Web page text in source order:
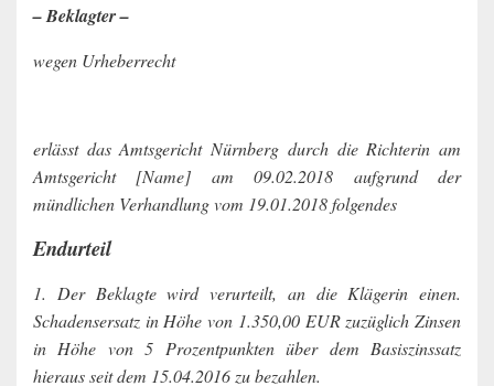
– Beklagter –
wegen Urheberrecht
erlässt das Amtsgericht Nürnberg durch die Richterin am
Amtsgericht [Name] am 09.02.2018 aufgrund der
mündlichen Verhandlung vom 19.01.2018 folgendes
Endurteil
1. Der Beklagte wird verurteilt, an die Klägerin einen.
Schadensersatz in Höhe von 1.350,00 EUR zuzüglich Zinsen
in Höhe von 5 Prozentpunkten über dem Basiszinssatz
hieraus seit dem 15.04.2016 zu bezahlen.